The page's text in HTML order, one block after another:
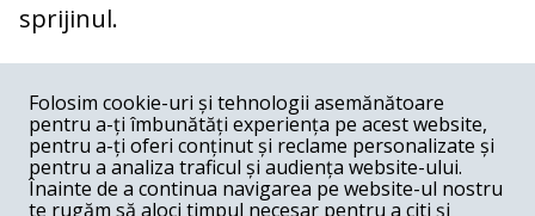
sprijinul.
COMENTARII
Nume
Email
Folosim cookie-uri și tehnologii asemănătoare
pentru a-ți îmbunătăți experiența pe acest website,
pentru a-ți oferi conținut și reclame personalizate și
pentru a analiza traficul și audiența website-ului.
Înainte de a continua navigarea pe website-ul nostru
te rugăm să aloci timpul necesar pentru a citi și